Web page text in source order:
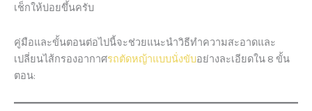
เช็กให้บ่อยขึ้นครับ
คู่มือและขั้นตอนต่อไปนี้จะช่วยแนะนำวิธีทำความสะอาดและ
เปลี่ยนไส้กรองอากาศรถตัดหญ้าแบบนั่งขับอย่างละเอียดใน 8 ขั้น
ตอน: